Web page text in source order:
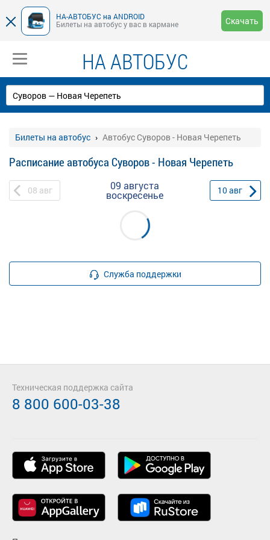
НА-АВТОБУС на ANDROID
Билеты на автобус у вас в кармане
Скачать
НА АВТОБУС
Билеты на автобус Автобус Суворов - Новая Черепеть
Расписание автобуса Суворов - Новая Черепеть
08 авг 09 августа
воскресенье 10авг
Служба поддержки
Техническая поддержка сайта
8 800 600-03-38